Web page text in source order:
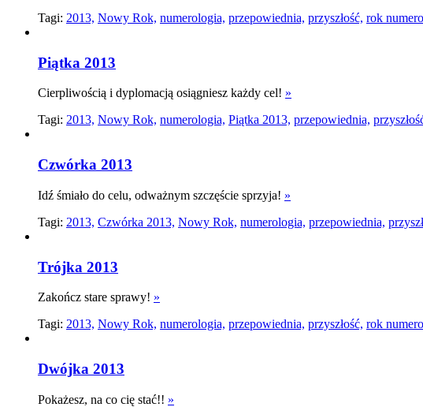
Tagi: 2013, Nowy Rok, numerologia, przepowiednia, przyszłość, rok
Piątka 2013
Cierpliwością i dyplomacją osiągniesz każdy cel! »
Tagi: 2013, Nowy Rok, numerologia, Piątka 2013, przepowiednia,
Czwórka 2013
Idź śmiało do celu, odważnym szczęście sprzyja! »
Tagi: 2013, Czwórka 2013, Nowy Rok, numerologia, przepowiednia,
Trójka 2013
Zakończ stare sprawy! »
Tagi: 2013, Nowy Rok, numerologia, przepowiednia, przyszłość, rok
Dwójka 2013
Pokażesz, na co cię stać!! »